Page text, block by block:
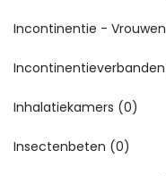
Incontinentie - Vrouwen
Incontinentieverbanden
Inhalatiekamers (0)
Insectenbeten (0)